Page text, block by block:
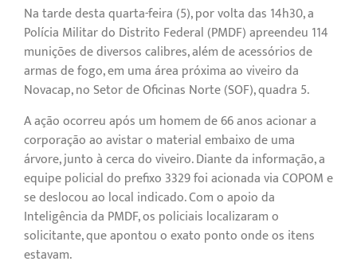
Na tarde desta quarta-feira (5), por volta das 14h30, a
Polícia Militar do Distrito Federal (PMDF) apreendeu 114
munições de diversos calibres, além de acessórios de
armas de fogo, em uma área próxima ao viveiro da
Novacap, no Setor de Oficinas Norte (SOF), quadra 5.
A ação ocorreu após um homem de 66 anos acionar a
corporação ao avistar o material embaixo de uma
árvore, junto à cerca do viveiro. Diante da informação, a
equipe policial do prefixo 3329 foi acionada via COPOM e
se deslocou ao local indicado. Com o apoio da
Inteligência da PMDF, os policiais localizaram o
solicitante, que apontou o exato ponto onde os itens
estavam.